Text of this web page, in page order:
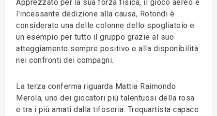
Apprezzato per la sua forza fisica, il gioco aereo e
l'incessante dedizione alla causa, Rotondi è
considerato una delle colonne dello spogliatoio e
un esempio per tutto il gruppo grazie al suo
atteggiamento sempre positivo e alla disponibilità
nei confronti dei compagni.
La terza conferma riguarda Mattia Raimondo
Merola, uno dei giocatori più talentuosi della rosa
e tra i più amati dalla tifoseria. Trequartista capace